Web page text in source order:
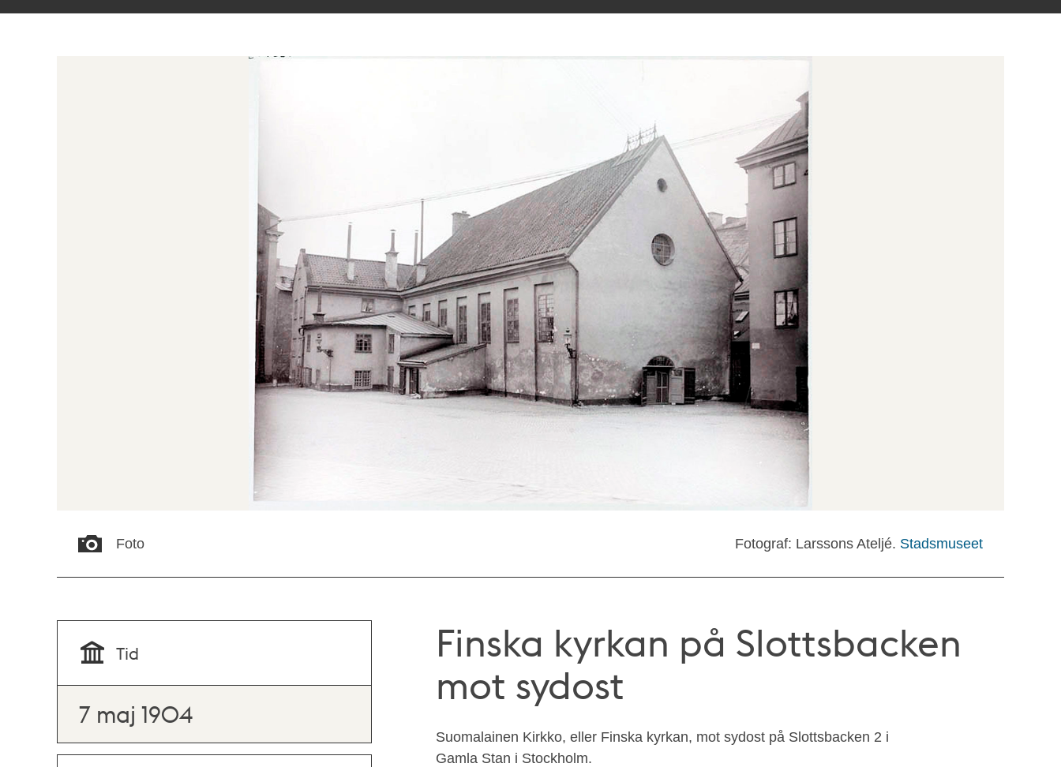
Foto Fotograf: Larssons Ateljé. Stadsmuseet
Finska kyrkan på Slottsbacken
mot sydost
Suomalainen Kirkko, eller Finska kyrkan, mot sydost på Slottsbacken 2 i
Gamla Stan i Stockholm.
Tid
7 maj 1904